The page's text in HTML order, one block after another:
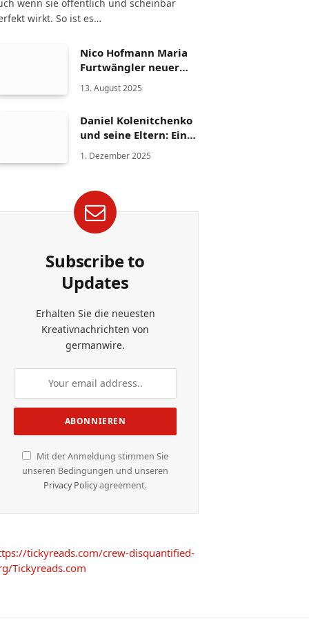
wenn sie öffentlich und scheinbar
wirkt. So ist es…
Nico Hofmann Maria
Furtwängler neuer
13. August 2025
Daniel Kolenitchenko
und seine Eltern: Ein
Blick auf Familie und
1. Dezember 2025
Subscribe to
Updates
Erhalten Sie die neuesten
Kreativnachrichten von
germanwire.
Mit der Anmeldung stimmen Sie
unseren Bedingungen und unseren
Privacy Policyagreement.
tickyreads.com/crew-disquantified-
Tickyreads.com